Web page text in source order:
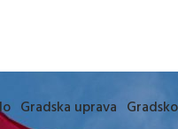
Gradska uprava